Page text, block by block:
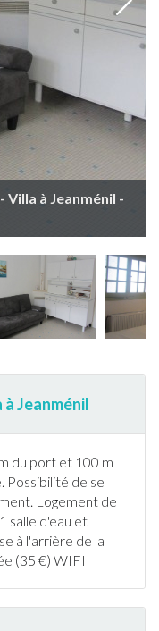
Villa à Jeanménil -
Jeanménil
du port et 100 m
Possibilité de se
Logement de
salle d'eau et
à l'arrière de la
(35 €) WIFI